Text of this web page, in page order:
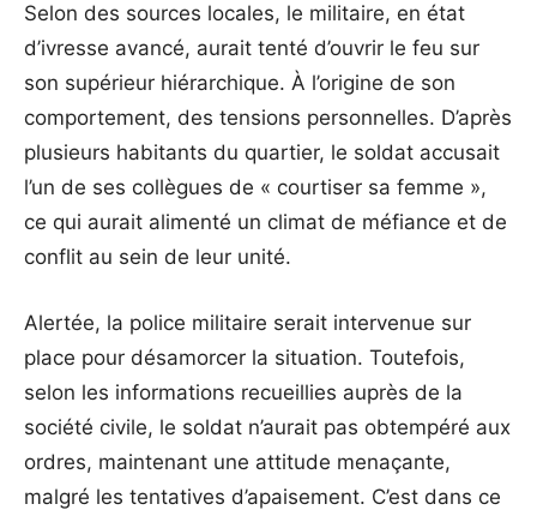
Selon des sources locales, le militaire, en état
d’ivresse avancé, aurait tenté d’ouvrir le feu sur
son supérieur hiérarchique. À l’origine de son
comportement, des tensions personnelles. D’après
plusieurs habitants du quartier, le soldat accusait
l’un de ses collègues de « courtiser sa femme »,
ce qui aurait alimenté un climat de méfiance et de
conflit au sein de leur unité.
Alertée, la police militaire serait intervenue sur
place pour désamorcer la situation. Toutefois,
selon les informations recueillies auprès de la
société civile, le soldat n’aurait pas obtempéré aux
ordres, maintenant une attitude menaçante,
malgré les tentatives d’apaisement. C’est dans ce